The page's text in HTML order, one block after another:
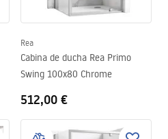
Rea
Cabina de ducha Rea Primo
Swing 100x80 Chrome
512,00 €